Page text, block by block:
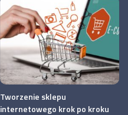
Tworzenie sklepu
internetowego krok po kroku